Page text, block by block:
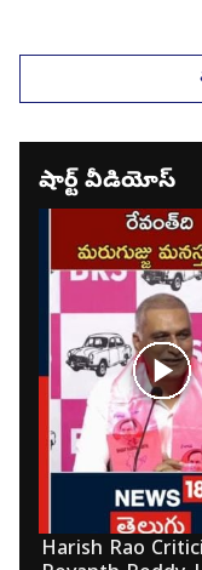
షార్ట్ వీడియోస్
Harish Rao